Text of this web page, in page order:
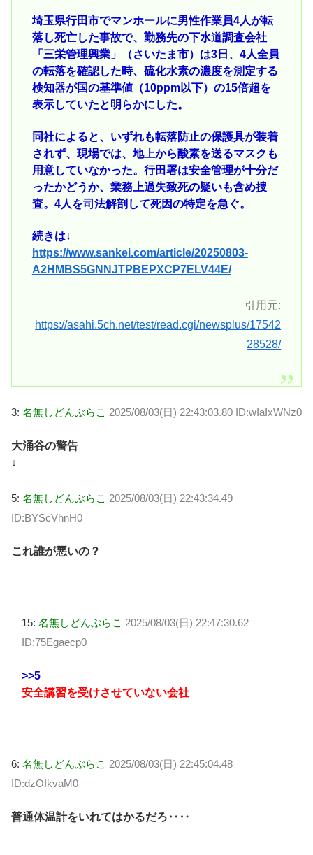
埼玉県行田市でマンホールに男性作業員4人が転
落し死亡した事故で、勤務先の下水道調査会社
「三栄管理興業」（さいたま市）は3日、4人全員
の転落を確認した時、硫化水素の濃度を測定する
検知器が国の基準値（10ppm以下）の15倍超を
表示していたと明らかにした。
同社によると、いずれも転落防止の保護具が装着
されず、現場では、地上から酸素を送るマスクも
用意していなかった。行田署は安全管理が十分だ
ったかどうか、業務上過失致死の疑いも含め捜
査。4人を司法解剖して死因の特定を急ぐ。
続きは↓
https://www.sankei.com/article/20250803-
A2HMBS5GNNJTPBEPXCP7ELV44E/
引用元:
https://asahi.5ch.net/test/read.cgi/newsplus/17542
28528/
3: 名無しどんぶらこ 2025/08/03(日) 22:43:03.80 ID:wIaIxWNz0
大涌谷の警告
↓
5: 名無しどんぶらこ 2025/08/03(日) 22:43:34.49
ID:BYScVhnH0
これ誰が悪いの？
15: 名無しどんぶらこ 2025/08/03(日) 22:47:30.62
ID:75Egaecp0
>>5
安全講習を受けさせていない会社
6: 名無しどんぶらこ 2025/08/03(日) 22:45:04.48
ID:dzOIkvaM0
普通体温計をいれてはかるだろ‥‥